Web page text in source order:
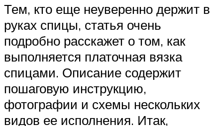
Тем, кто еще неуверенно держит в
руках спицы, статья очень
подробно расскажет о том, как
выполняется платочная вязка
спицами. Описание содержит
пошаговую инструкцию,
фотографии и схемы нескольких
видов ее исполнения. Итак,